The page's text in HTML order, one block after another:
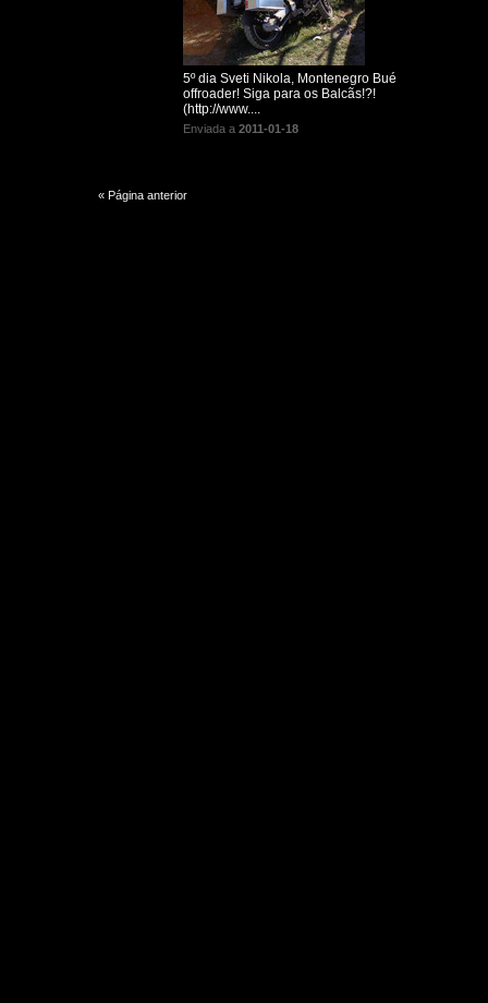
5º dia Sveti Nikola, Montenegro Bué
offroader! Siga para os Balcãs!?!
(http://www....
Enviada a 2011-01-18
« Página anterior